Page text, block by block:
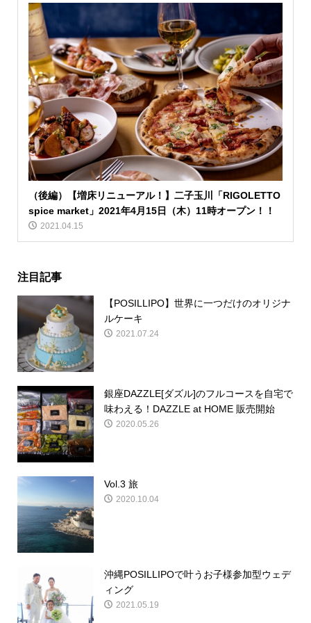
（後編）【増床リニューアル！】二子玉川「RIGOLETTO
spice market」2021年4月15日（木）11時オープン！！
2021.04.15
注目記事
【POSILLIPO】世界に一つだけのオリジナ
ルケーキ
2021.07.24
銀座DAZZLE[ダズル]のフルコースを自宅で
味わえる！DAZZLE at HOME 販売開始
2020.05.26
Vol.3 旅
2020.10.04
沖縄POSILLIPOで叶うお子様参加型ウェデ
ィング
2021.05.19